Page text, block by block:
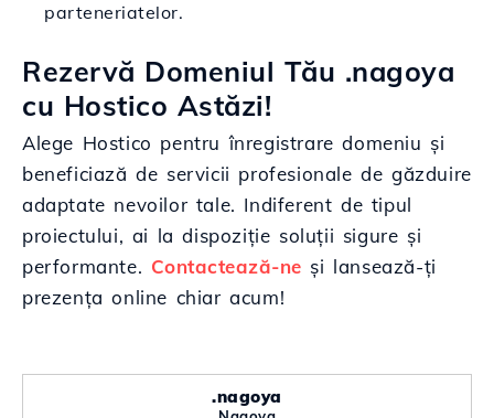
parteneriatelor.
Rezervă Domeniul Tău .nagoya
cu Hostico Astăzi!
Alege Hostico pentru înregistrare domeniu și
beneficiază de servicii profesionale de găzduire
adaptate nevoilor tale. Indiferent de tipul
proiectului, ai la dispoziție soluții sigure și
performante. Contactează-ne și lansează-ți
prezența online chiar acum!
.nagoya